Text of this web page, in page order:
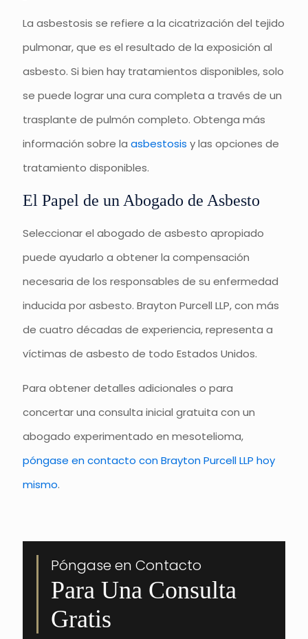
La asbestosis se refiere a la cicatrización del tejido
pulmonar, que es el resultado de la exposición al
asbesto. Si bien hay tratamientos disponibles, solo
se puede lograr una cura completa a través de un
trasplante de pulmón completo. Obtenga más
información sobre la asbestosis y las opciones de
tratamiento disponibles.
El Papel de un Abogado de Asbesto
Seleccionar el abogado de asbesto apropiado
puede ayudarlo a obtener la compensación
necesaria de los responsables de su enfermedad
inducida por asbesto. Brayton Purcell LLP, con más
de cuatro décadas de experiencia, representa a
víctimas de asbesto de todo Estados Unidos.
Para obtener detalles adicionales o para
concertar una consulta inicial gratuita con un
abogado experimentado en mesotelioma,
póngase en contacto con Brayton Purcell LLP hoy
mismo.
Póngase en Contacto
Para Una Consulta
Gratis